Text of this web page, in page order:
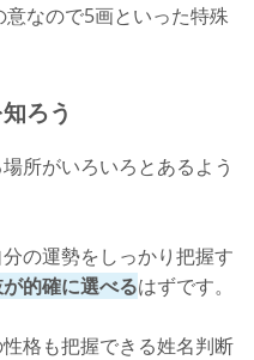
なので5画といった特殊
ろう
所がいろいろとあるよう
の運勢をしっかり把握す
的確に選べるはずです。
格も把握できる姓名判断